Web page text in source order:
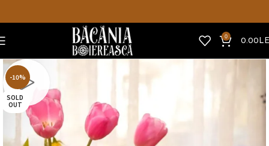
0
0.00
-10%
SOLD
OUT